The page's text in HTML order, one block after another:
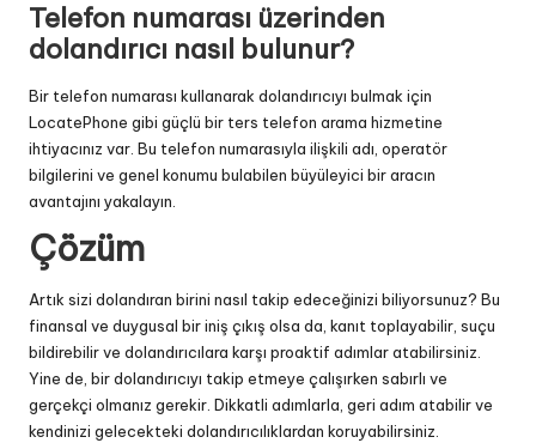
Telefon numarası üzerinden
dolandırıcı nasıl bulunur?
Bir telefon numarası kullanarak dolandırıcıyı bulmak için
LocatePhone gibi güçlü bir ters telefon arama hizmetine
ihtiyacınız var. Bu telefon numarasıyla ilişkili adı, operatör
bilgilerini ve genel konumu bulabilen büyüleyici bir aracın
avantajını yakalayın.
Çözüm
Artık sizi dolandıran birini nasıl takip edeceğinizi biliyorsunuz? Bu
finansal ve duygusal bir iniş çıkış olsa da, kanıt toplayabilir, suçu
bildirebilir ve dolandırıcılara karşı proaktif adımlar atabilirsiniz.
Yine de, bir dolandırıcıyı takip etmeye çalışırken sabırlı ve
gerçekçi olmanız gerekir. Dikkatli adımlarla, geri adım atabilir ve
kendinizi gelecekteki dolandırıcılıklardan koruyabilirsiniz.